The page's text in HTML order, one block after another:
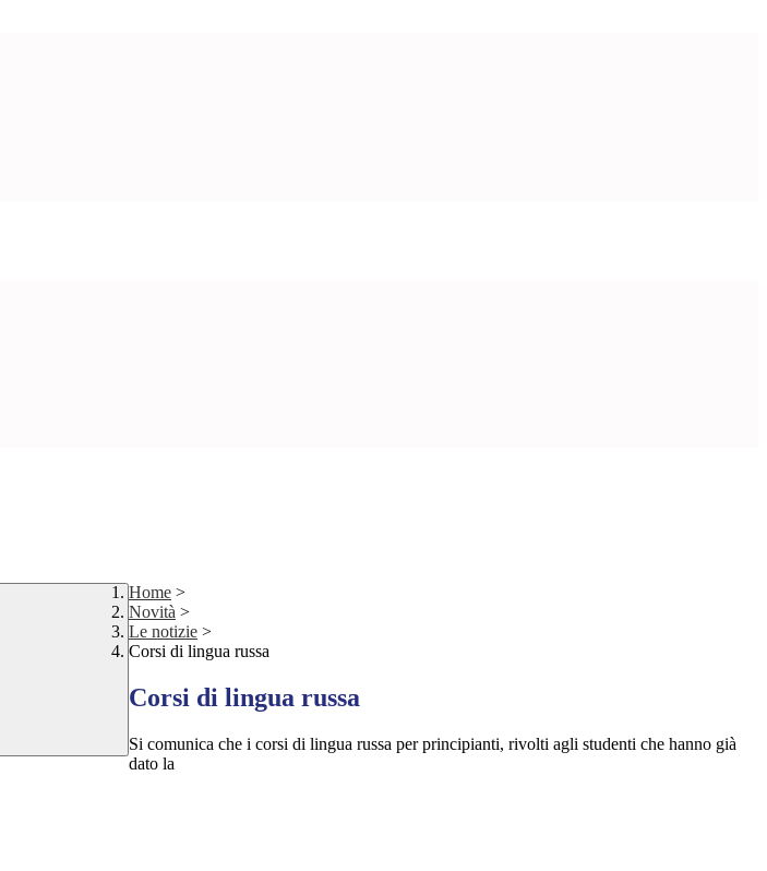
Home >
Novità >
Le notizie >
Corsi di lingua russa
Corsi di lingua russa
Si comunica che i corsi di lingua russa per principianti, rivolti agli studenti che hanno già
dato la